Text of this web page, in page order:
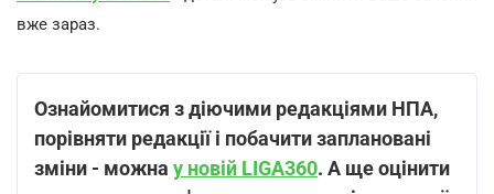
вже зараз.
Ознайомитися з діючими редакціями НПА,
порівняти редакції і побачити заплановані
зміни - можна у новій LIGA360. А ще оцінити